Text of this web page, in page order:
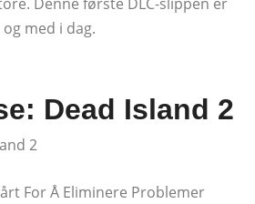
med i dag.
Dead Island 2
2
For Å Eliminere Problemer